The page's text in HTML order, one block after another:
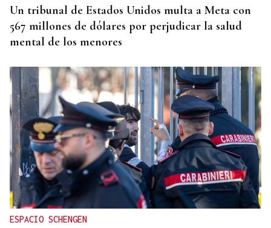
Un tribunal de Estados Unidos multa a Meta con
567 millones de dólares por perjudicar la salud
mental de los menores
ESPACIO SCHENGEN